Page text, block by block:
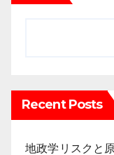
Recent Posts
地政学リスクと